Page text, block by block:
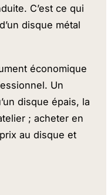
C’est ce qui
disque métal
économique
Un
disque épais, la
; acheter en
au disque et